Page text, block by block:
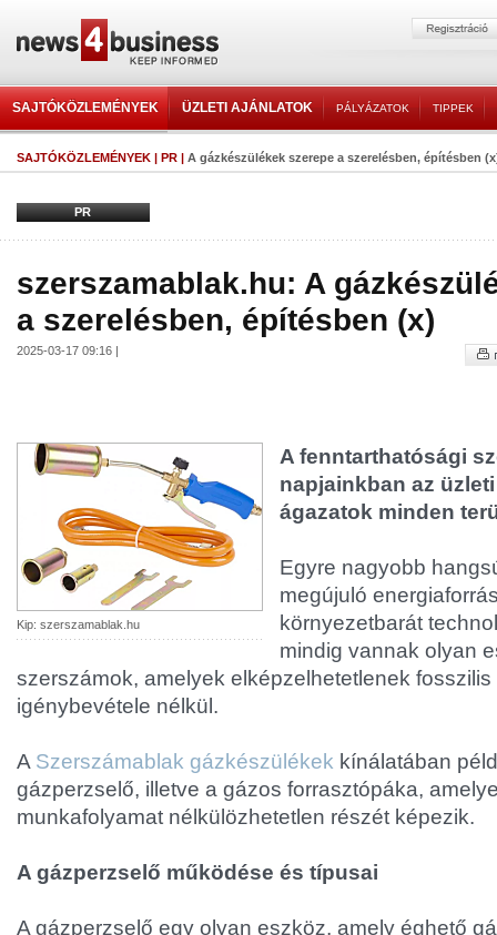
SAJTÓKÖZLEMÉNYEK ÜZLETI AJÁNLATOK PÁLYÁZATOK TIPPEK
SAJTÓKÖZLEMÉNYEK | PR | A gázkészülékek szerepe a szerelésben, építésben
PR
szerszamablak.hu: A
a szerelésben, építésben (x)
2025-03-17 09:16 |
Kip: szerszamablak.hu
A fenntarthatósági
napjainkban az
ágazatok minden
Egyre nagyobb
megújuló
környezetbarát
mindig vannak olyan
szerszámok, amelyek elképzelhetetlenek
igénybevétele nélkül.
A Szerszámablak gázkészülékek kínálatában
gázperzselő, illetve a gázos forrasztópáka,
munkafolyamat nélkülözhetetlen részét képezik.
A gázperzselő működése és típusai
A gázperzselő egy olyan eszköz, amely éghető